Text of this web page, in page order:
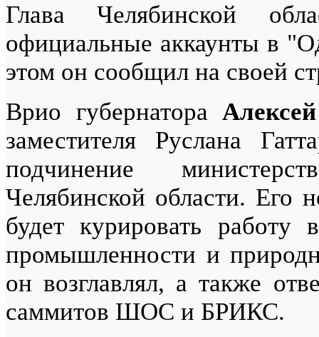
Глава Челябинской
официальные аккаунты в
этом он сообщил на своей
Врио губернатора
заместителя Руслана
подчинение
Челябинской области. Его
будет курировать работу
промышленности и
он возглавлял, а также
саммитов ШОС и БРИКС.